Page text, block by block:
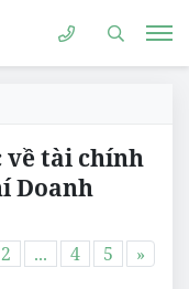
tài chính
Doanh
2 ... 4 5 »